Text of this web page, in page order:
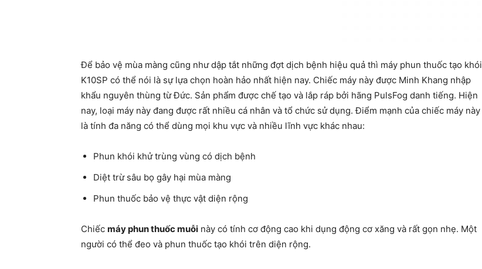
Để bảo vệ mùa màng cũng như dập tắt những đợt dịch bệnh hiệu quả thì máy phun thuốc tạo khói
K10SP có thể nói là sự lựa chọn hoàn hảo nhất hiện nay. Chiếc máy này được Minh Khang nhập
khẩu nguyên thùng từ Đức. Sản phẩm được chế tạo và lắp ráp bởi hãng PulsFog danh tiếng. Hiện
nay, loại máy này đang được rất nhiều cá nhân và tổ chức sử dụng. Điểm mạnh của chiếc máy này
là tính đa năng có thể dùng mọi khu vực và nhiều lĩnh vực khác nhau:
Phun khói khử trùng vùng có dịch bệnh
Diệt trừ sâu bọ gây hại mùa màng
Phun thuốc bảo vệ thực vật diện rộng
Chiếc máy phun thuốc muỗi này có tính cơ động cao khi dụng động cơ xăng và rất gọn nhẹ. Một
người có thể đeo và phun thuốc tạo khói trên diện rộng.